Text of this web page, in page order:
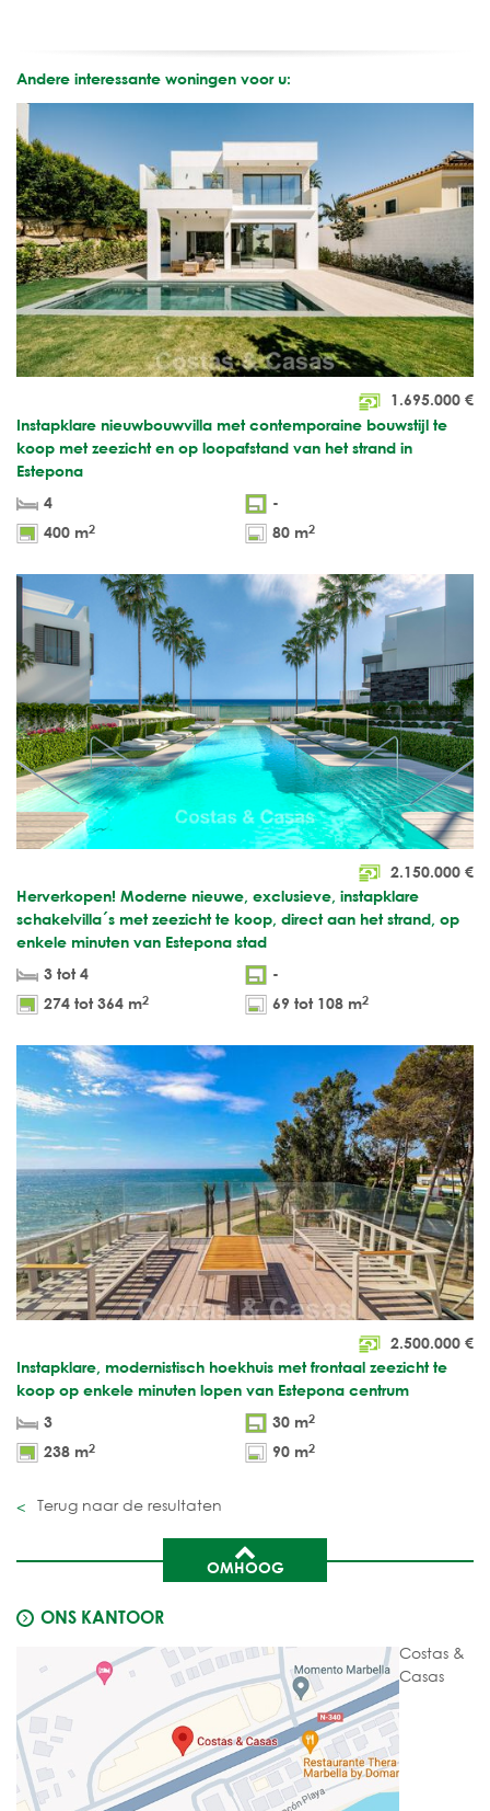
Andere interessante woningen voor u:
1.695.000 €
Instapklare nieuwbouwvilla met contemporaine bouwstijl te
koop met zeezicht en op loopafstand van het strand in
Estepona
4
-
400 m2 80 m2
2.150.000 €
Herverkopen! Moderne nieuwe, exclusieve, instapklare
schakelvilla´s met zeezicht te koop, direct aan het strand, op
enkele minuten van Estepona stad
3 tot 4
-
274 tot 364 m2 69 tot 108 m2
2.500.000 €
Instapklare, modernistisch hoekhuis met frontaal zeezicht te
koop op enkele minuten lopen van Estepona centrum
3
30 m2
238 m2 90 m2
Terug naar de resultaten
OMHOOG
ONS KANTOOR
Costas &
Casas